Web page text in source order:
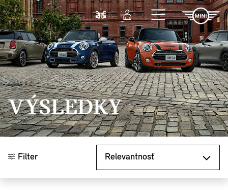
Prejsť na hlavný obsah
PorovnaťPrihlásenie
VÝSLEDKY
Filter